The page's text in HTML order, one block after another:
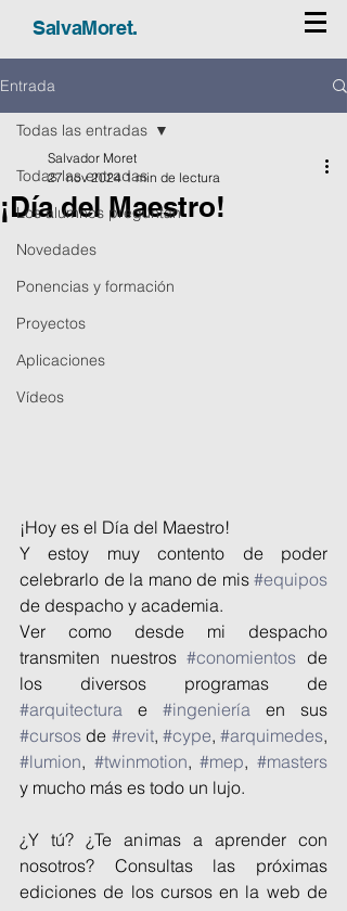
SalvaMoret.
Entrada
Todas las entradas
Los alumnos preguntan
Novedades
Ponencias y formación
Proyectos
Aplicaciones
Vídeos
Todas las entradas
¡Día del Maestro!
Salvador Moret
27 nov 2024 1 min de lectura
¡Hoy es el Día del Maestro!
Y estoy muy contento de poder
celebrarlo de la mano de mis #equipos
de despacho y academia.
transmiten nuestros #conomientos de
#arquitectura e #ingeniería
#cursos de #revit, #cype, #arquimedes
#lumion, #twinmotion, #mep, #masters
y mucho más es todo un lujo.
¿Y tú? ¿Te animas a aprender con
nosotros? Consultas las próximas
ediciones de los cursos en la web de